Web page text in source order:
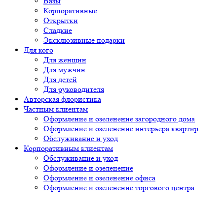
Корпоративные
Открытки
Сладкие
Эксклюзивные подарки
Для кого
Для женщин
Для мужчин
Для детей
Для руководителя
Авторская флористика
Частным клиентам
Оформление и озеленение загородного дома
Оформление и озеленение интерьера квартир
Обслуживание и уход
Корпоративным клиентам
Обслуживание и уход
Оформление и озеленение
Оформление и озеленение офиса
Оформление и озеленение торгового центра